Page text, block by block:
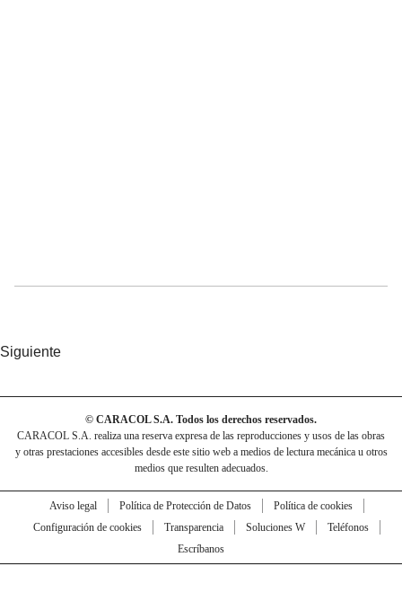
Siguiente
© CARACOL S.A. Todos los derechos reservados.
CARACOL S.A. realiza una reserva expresa de las reproducciones y usos de las obras
y otras prestaciones accesibles desde este sitio web a medios de lectura mecánica u otros
medios que resulten adecuados.
Aviso legal Política de Protección de Datos
Política de cookies
Configuración de cookies
Transparencia Soluciones W
Teléfonos
Escríbanos